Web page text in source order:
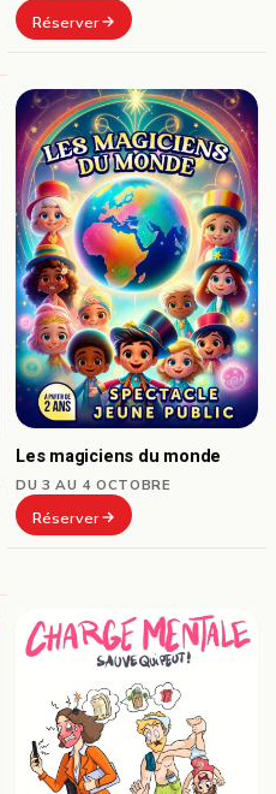
Réserver
Les magiciens du monde
DU 3 AU 4 OCTOBRE
Réserver